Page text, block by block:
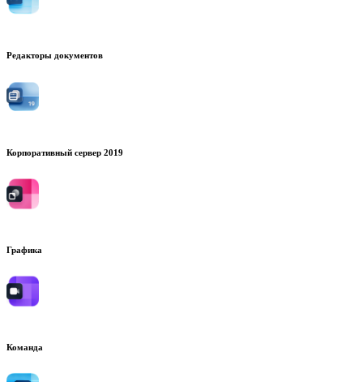
Редакторы документов
Корпоративный сервер 2019
Графика
Команда